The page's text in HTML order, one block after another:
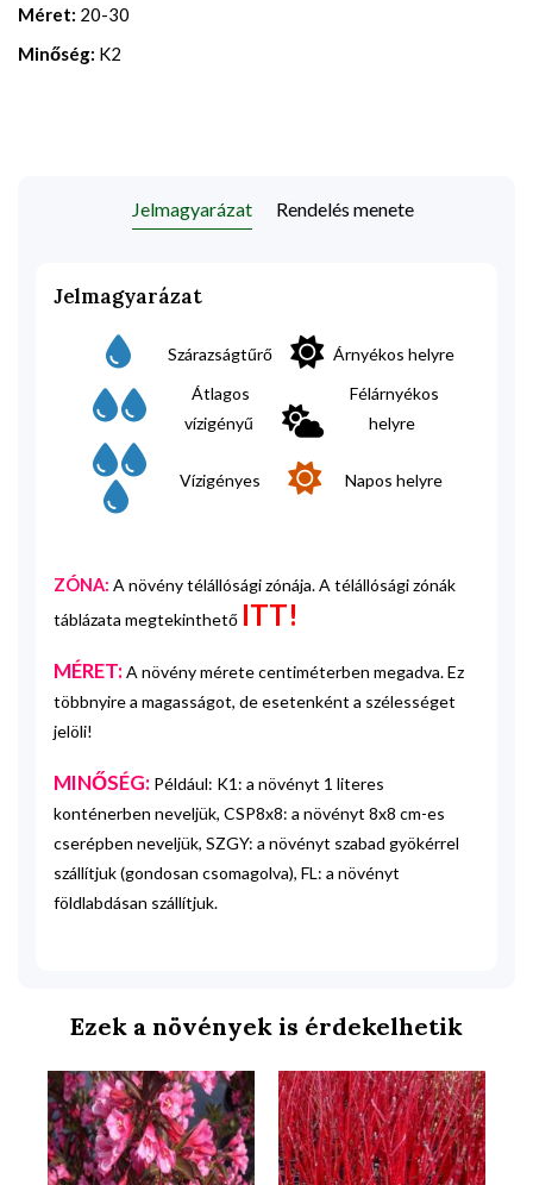
Méret: 20-30
Minőség: K2
Jelmagyarázat Rendelés menete
Jelmagyarázat
Szárazságtűrő
Árnyékos helyre
Átlagos
vízigényű
Félárnyékos
helyre
Vízigényes Napos helyre
ZÓNA: A növény télállósági zónája. A télállósági zónák
táblázata megtekinthető ITT!
MÉRET:A növény mérete centiméterben megadva. Ez
többnyire a magasságot, de esetenként a szélességet
jelöli!
MINŐSÉG: Például: K1: a növényt 1 literes
konténerben neveljük, CSP8x8: a növényt 8x8 cm-es
cserépben neveljük, SZGY: a növényt szabad gyökérrel
szállítjuk (gondosan csomagolva), FL: a növényt
földlabdásan szállítjuk.
Ezek a növények is érdekelhetik